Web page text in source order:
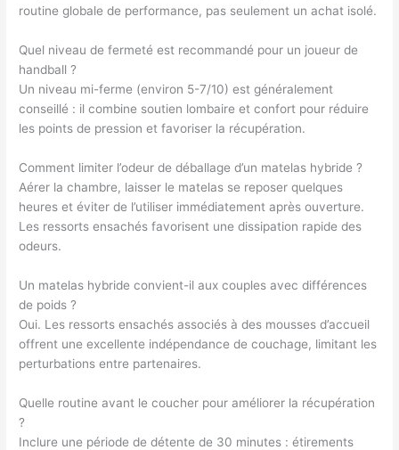
routine globale de performance, pas seulement un achat isolé.
Quel niveau de fermeté est recommandé pour un joueur de
handball ?
Un niveau mi-ferme (environ 5-7/10) est généralement
conseillé : il combine soutien lombaire et confort pour réduire
les points de pression et favoriser la récupération.
Comment limiter l’odeur de déballage d’un matelas hybride ?
Aérer la chambre, laisser le matelas se reposer quelques
heures et éviter de l’utiliser immédiatement après ouverture.
Les ressorts ensachés favorisent une dissipation rapide des
odeurs.
Un matelas hybride convient-il aux couples avec différences
de poids ?
Oui. Les ressorts ensachés associés à des mousses d’accueil
offrent une excellente indépendance de couchage, limitant les
perturbations entre partenaires.
Quelle routine avant le coucher pour améliorer la récupération
?
Inclure une période de détente de 30 minutes : étirements